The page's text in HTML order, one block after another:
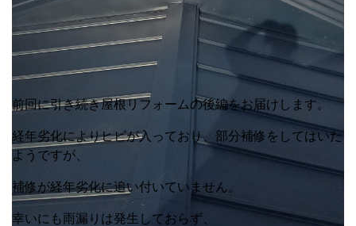
前回に引き続き屋根リフォームの後編をお届けします。
経年劣化によりヒビが入っており、部分補修をしてはいた
ようですが、
補修が経年劣化に追い付いていません。
幸いにも雨漏りは発生しておらず、